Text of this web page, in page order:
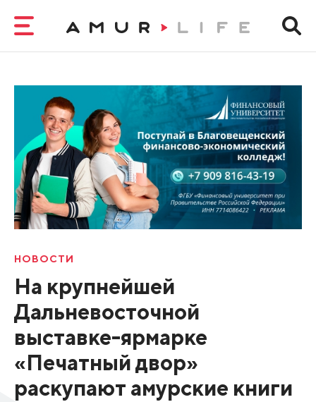
НОВОСТИ
На крупнейшей
Дальневосточной
выставке-ярмарке
«Печатный двор»
раскупают амурские книги